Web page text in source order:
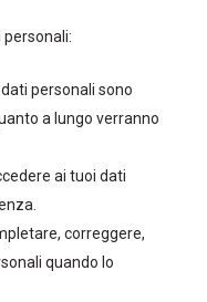
personali sono
a lungo verranno
ai tuoi dati
correggere,
quando lo